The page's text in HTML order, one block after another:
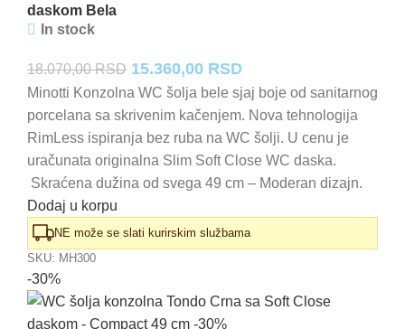
daskom Bela
In stock
18.070,00RSD Originalna
cena
je
bila:
18.070,00 RSD.
15.360,00 RSDTrenutna
cena
je:
15.360,00 RSD.
Minotti Konzolna WC šolja bele sjaj boje od sanitarnog
porcelana sa skrivenim kačenjem. Nova tehnologija
RimLess ispiranja bez ruba na WC šolji. U cenu je
uračunata originalna Slim Soft Close WC daska.
Skraćena dužina od svega 49 cm – Moderan dizajn.
Dodaj u korpu
NE može se slati kurirskim službama
SKU: MH300
-30%